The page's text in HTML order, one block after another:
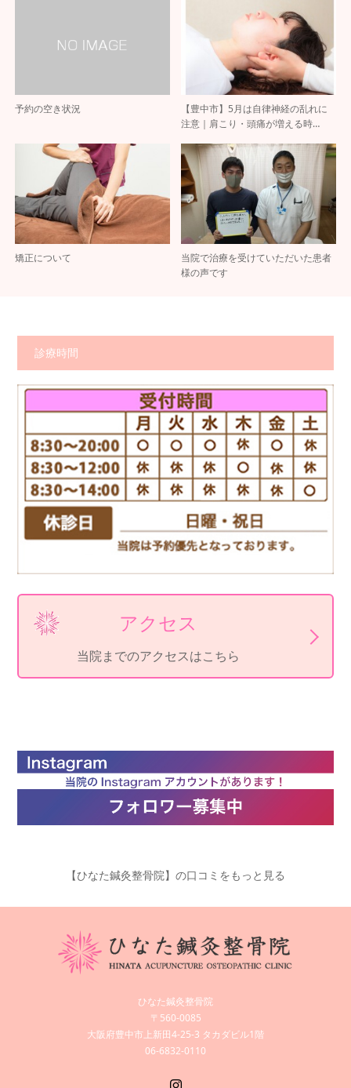
予約の空き状況
【豊中市】5月は自律神経の乱れに
注意｜肩こり・頭痛が増える時…
矯正について
当院で治療を受けていただいた患者
様の声です
診療時間
アクセス
当院までのアクセスはこちら
【ひなた鍼灸整骨院】の口コミをもっと見る
ひなた鍼灸整骨院
〒560-0085
大阪府豊中市上新田4-25-3 タカダビル1階
06-6832-0110